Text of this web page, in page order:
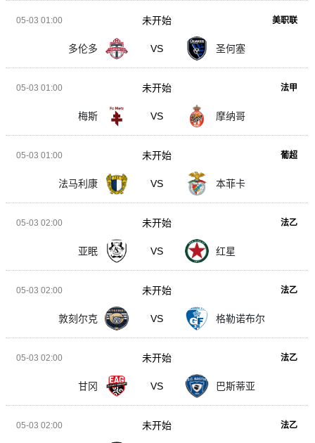
05-03 01:00 美职联
多伦多 VS 圣何塞
未开始
05-03 01:00 法甲
梅斯 VS 摩纳哥
未开始
05-03 01:00 葡超
法马利康 VS 本菲卡
未开始
05-03 02:00 法乙
亚眠 VS 红星
未开始
05-03 02:00 法乙
敦刻尔克 VS 格勒诺布尔
未开始
05-03 02:00 法乙
甘冈 VS 巴斯蒂亚
未开始
05-03 02:00 法乙
未开始